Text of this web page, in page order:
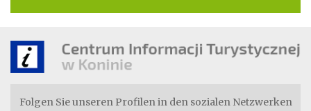
Folgen Sie unseren Profilen in den sozialen Netzwerken